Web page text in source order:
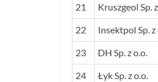
21 Kruszgeol Sp.
22 Insektpol Sp. z
23 DH Sp. z o.o.
24 Łyk Sp. z o.o.